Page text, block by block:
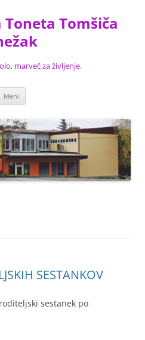
Tomšiča
marveč za življenje.
Meni
SESTANKOV
sestanek po